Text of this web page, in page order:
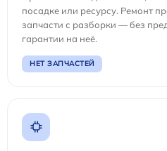
посадке или ресурсу. Ремонт
запчасти с разборки — без
гарантии на неё.
НЕТ ЗАПЧАСТЕЙ